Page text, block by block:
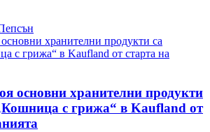
основни хранителни продукти
с грижа“ в Kaufland от